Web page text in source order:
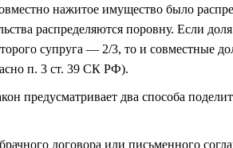
нажитое имущество было
распределяются поровну. Если
супруга — 2/3, то и совместные
п. 3 ст. 39 СК РФ).
предусматривает два способа
договора или письменного